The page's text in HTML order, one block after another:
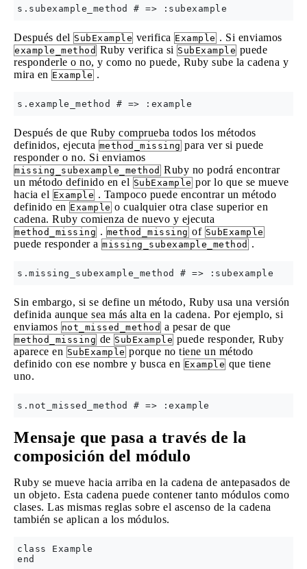
Después del SubExample verifica Example . Si enviamos
example_method Ruby verifica si SubExample puede
responderle o no, y como no puede, Ruby sube la cadena y
mira en Example .
Después de que Ruby comprueba todos los métodos
definidos, ejecuta method_missing para ver si puede
responder o no. Si enviamos
missing_subexample_method Ruby no podrá encontrar
un método definido en el SubExample por lo que se mueve
hacia el Example . Tampoco puede encontrar un método
definido en Example o cualquier otra clase superior en
cadena. Ruby comienza de nuevo y ejecuta
method_missing . method_missing of SubExample
puede responder a missing_subexample_method .
Sin embargo, si se define un método, Ruby usa una versión
definida aunque sea más alta en la cadena. Por ejemplo, si
enviamos not_missed_method a pesar de que
method_missing de SubExample puede responder, Ruby
aparece en SubExample porque no tiene un método
definido con ese nombre y busca en Example que tiene
uno.
Mensaje que pasa a través de la
composición del módulo
Ruby se mueve hacia arriba en la cadena de antepasados ​​de
un objeto. Esta cadena puede contener tanto módulos como
clases. Las mismas reglas sobre el ascenso de la cadena
también se aplican a los módulos.
class Example
end